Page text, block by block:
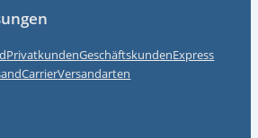
PrivatkundenGeschäftskundenExpress
CarrierVersandarten